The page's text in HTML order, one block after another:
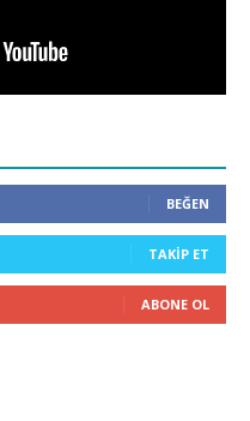
BEĞEN
TAKIP ET
ABONE OL